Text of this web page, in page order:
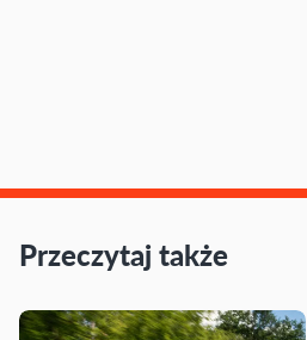
Przeczytaj także